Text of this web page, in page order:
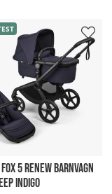
FOX 5 RENEW BARNVAGN
INDIGO